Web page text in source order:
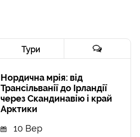
Тури
Нордична мрія: від
Трансільванії до Ірландії
через Скандинавію і край
Арктики
10 Вер